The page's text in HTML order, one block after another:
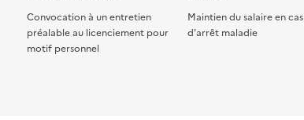
Convocation à un entretien
préalable au licenciement pour
motif personnel
Maintien du salaire en cas
d'arrêt maladie